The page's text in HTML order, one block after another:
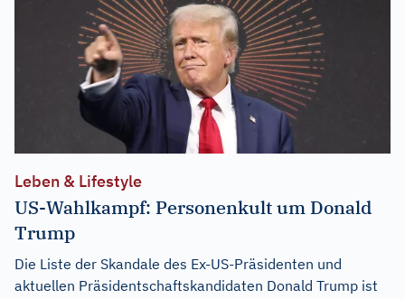
Leben & Lifestyle
US-Wahlkampf: Personenkult um Donald
Trump
Die Liste der Skandale des Ex-US-Präsidenten und
aktuellen Präsidentschaftskandidaten Donald Trump ist